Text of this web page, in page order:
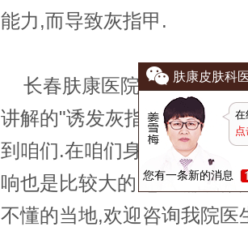
能力,而导致灰指甲.
长春肤康医院医生温馨提
讲解的"诱发灰指甲的要素
到咱们.在咱们身边很多人
响也是比较大的,患者需求
不懂的当地,欢迎咨询我院医
肤康皮肤科
在
您有一条新的消息